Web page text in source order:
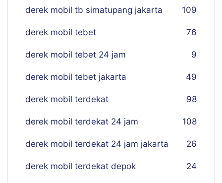
derek mobil tb simatupang jakarta 109
derek mobil tebet 76
derek mobil tebet 24 jam 9
derek mobil tebet jakarta 49
derek mobil terdekat 98
derek mobil terdekat 24 jam 108
derek mobil terdekat 24 jam jakarta 26
derek mobil terdekat depok 24